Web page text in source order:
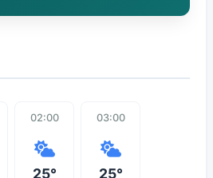
02:00
25°
03:00
25°